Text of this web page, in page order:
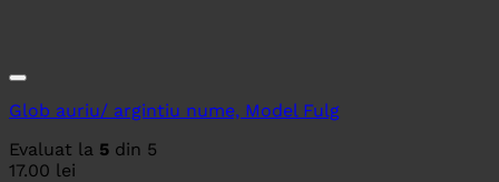
Glob auriu/ argintiu nume, Model Fulg
Evaluat la 5 din 5
17.00 lei